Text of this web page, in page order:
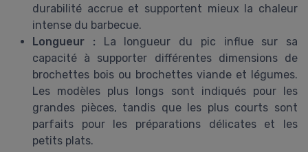
durabilité accrue et supportent mieux la chaleur
intense du barbecue.
Longueur : La longueur du pic influe sur sa
capacité à supporter différentes dimensions de
brochettes bois ou brochettes viande et légumes.
Les modèles plus longs sont indiqués pour les
grandes pièces, tandis que les plus courts sont
parfaits pour les préparations délicates et les
petits plats.